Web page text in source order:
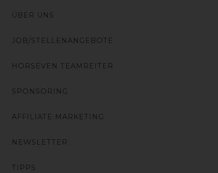
ÜBER UNS
JOB/STELLENANGEBOTE
HORSEVEN TEAMREITER
SPONSORING
AFFILIATE MARKETING
NEWSLETTER
TIPPS